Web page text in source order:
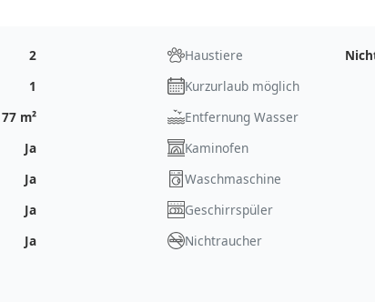
2
1
77 m²
Haustiere
Kurzurlaub möglich
Entfernung Wasser
Ja
Ja
Ja
Ja
Kaminofen
Waschmaschine
Geschirrspüler
Nichtraucher